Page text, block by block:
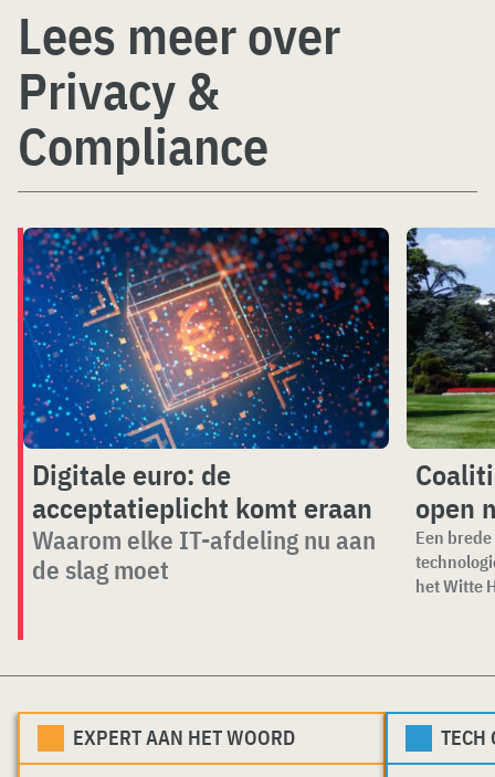
Lees meer over
Privacy &
Compliance
Digitale euro: de
acceptatieplicht komt eraan
Waarom elke IT-afdeling nu aan
de slag moet
open
Een
het Witte
EXPERT AAN HET WOORD TECH